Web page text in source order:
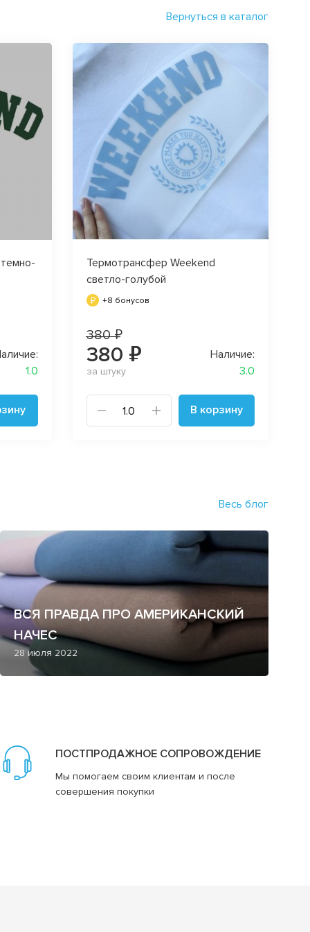
Вернуться в каталог
1.0
Термотрансфер Weekend
светло-голубой
+8 бонусов
380 ₽
380 ₽
за штуку
Наличие:
3.0
В корзину
Весь блог
ВСЯ ПРАВДА ПРО АМЕРИКАНСКИЙ
НАЧЕС
28 июля 2022
ПОСТПРОДАЖНОЕ СОПРОВОЖДЕНИЕ
Мы помогаем своим клиентам и после
совершения покупки